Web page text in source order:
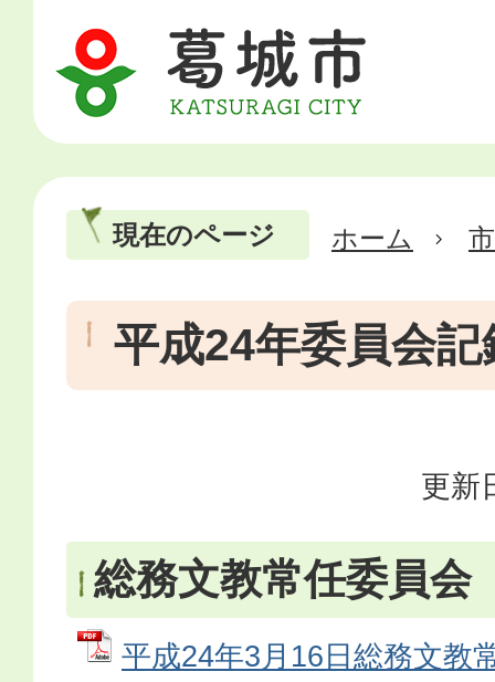
現在のページ ホーム
平成24年委員会記
更新
総務文教常任委員会
平成24年3月16日総務文教